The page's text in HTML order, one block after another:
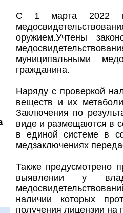
С 1 марта 2022
оружием.Учтены
муниципальными
гражданина.
Наряду с проверкой
веществ и их
Заключения по
виде и размещаются в
в единой системе в
медзаключениях
Также предусмотрено
выявлении у
наличии которых
получения лицензии на